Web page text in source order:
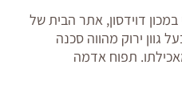
דוידסון, אתר הבית של
גוון ירוק מהווה סכנה
תפוח אדמה